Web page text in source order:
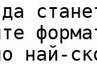
най-